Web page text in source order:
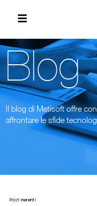
Blog
Il blog di Metisoft offre
affrontare le sfide
Post inerenti